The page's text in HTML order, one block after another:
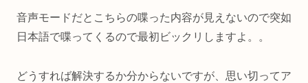
音声モードだとこちらの喋った内容が見えないので突如
日本語で喋ってくるので最初ビックリしますよ。。
どうすれば解決するか分からないですが、思い切ってア